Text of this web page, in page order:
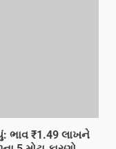
ભાવ ₹1.49 લાખને